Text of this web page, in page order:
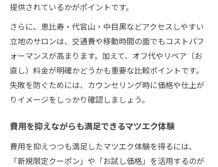
提供されているかがポイントです。
さらに、恵比寿・代官山・中目黒などアクセスしやすい
立地のサロンは、交通費や移動時間の面でもコストパフ
ォーマンスが高まります。加えて、オフ代やリペア（お
直し）料金が明確かどうかも重要な比較ポイントです。
失敗を防ぐためには、カウンセリング時に価格や仕上が
りイメージをしっかり確認しましょう。
費用を抑えながらも満足できるマツエク体験
費用を抑えつつも満足したマツエク体験を得るには、
「新規限定クーポン」や「お試し価格」を活用するのが